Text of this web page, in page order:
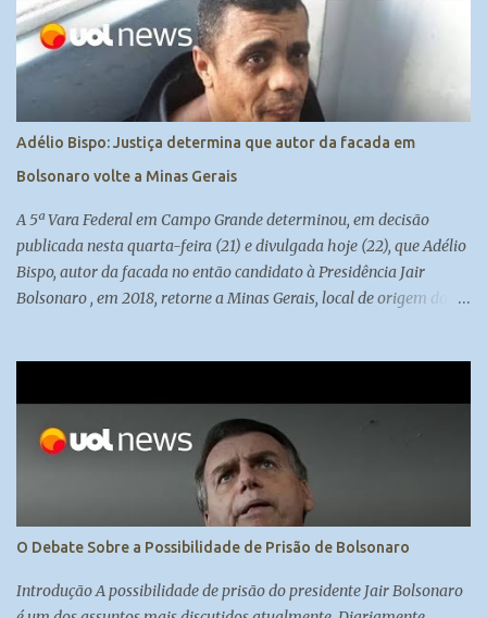
Adélio Bispo: Justiça determina que autor da facada em
Bolsonaro volte a Minas Gerais
A 5ª Vara Federal em Campo Grande determinou, em decisão
publicada nesta quarta-feira (21) e divulgada hoje (22), que Adélio
Bispo, autor da facada no então candidato à Presidência Jair
Bolsonaro , em 2018, retorne a Minas Gerais, local de origem do
O Debate Sobre a Possibilidade de Prisão de Bolsonaro
Introdução A possibilidade de prisão do presidente Jair Bolsonaro